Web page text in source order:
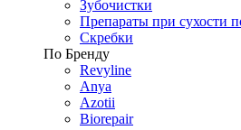
Зубочистки
Препараты при сухости
Скребки
По Бренду
Revyline
Anya
Azotii
Biorepair